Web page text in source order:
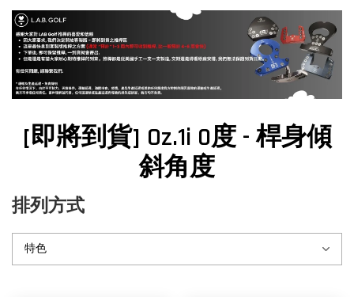
[即將到貨] Oz.1i 0度 - 桿身傾
斜角度
排列方式